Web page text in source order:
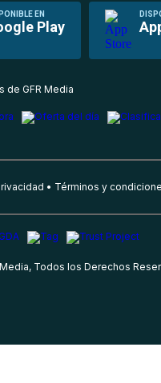
EN
Play
de GFR Media
Términos y
Media, Todos los Derechos